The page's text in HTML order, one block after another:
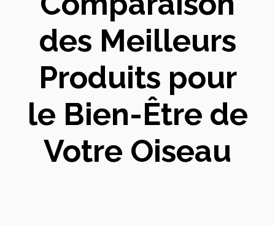
des Meilleurs
Produits pour
le Bien-Être de
Votre Oiseau